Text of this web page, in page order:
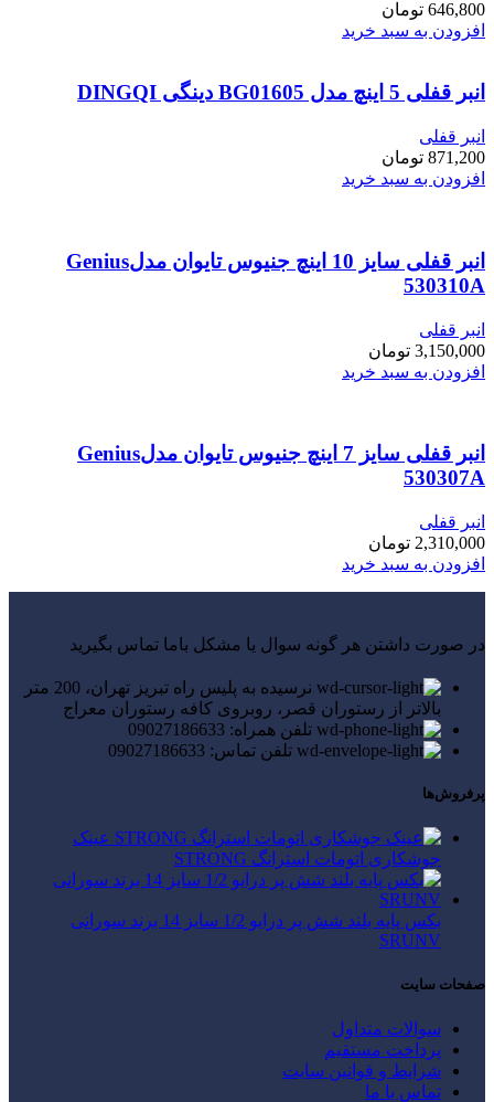
646,800 تومان
افزودن به سبد خرید
انبر قفلی 5 اینچ مدل BG01605 دینگی DINGQI
انبر قفلی
871,200 تومان
افزودن به سبد خرید
انبر قفلی سایز 10 اینچ جنیوس تایوان مدلGenius
530310A
انبر قفلی
3,150,000 تومان
افزودن به سبد خرید
انبر قفلی سایز 7 اینچ جنیوس تایوان مدلGenius
530307A
انبر قفلی
2,310,000 تومان
افزودن به سبد خرید
در صورت داشتن هر گونه سوال یا مشکل باما تماس بگیرید
نرسیده به پلیس راه تبریز تهران، 200 متر
بالاتر از رستوران قصر، روبروی کافه رستوران معراج
تلفن همراه: 09027186633
تلفن تماس: 09027186633
پرفروش‌ها
عینک
جوشکاری اتومات استرانگ STRONG
بکس پایه بلند شش پر درایو 1/2 سایز 14 برند سورانی
SRUNV
صفحات سایت
سوالات متداول
پرداخت مستقیم
شرایط و قوانین سایت
تماس با ما